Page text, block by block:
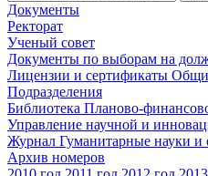
Документы
Ректорат
Ученый совет
Документы по выборам на
Лицензии и сертификаты
Подразделения
Библиотека Планово-
Управление научной и
Журнал Гуманитарные науки и
Архив номеров